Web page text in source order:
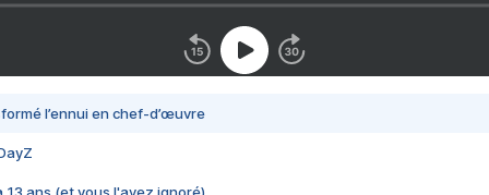
l’ennui en chef-d’œuvre